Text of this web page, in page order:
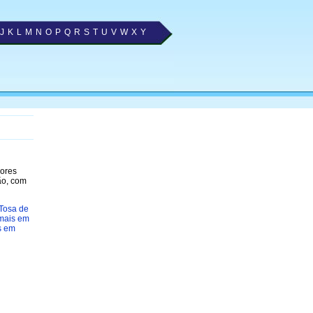
J K L M N O P Q R S T U V W X Y
com
de
em
em